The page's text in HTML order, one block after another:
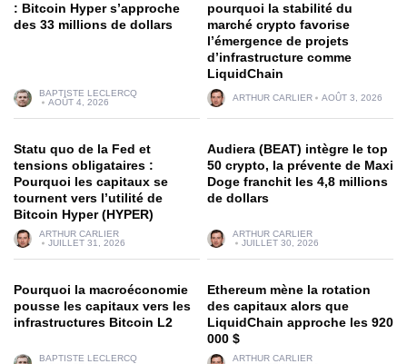
: Bitcoin Hyper s’approche
des 33 millions de dollars
BAPTISTE LECLERCQ
AOÛT 4, 2026
pourquoi la stabilité du
marché crypto favorise
l’émergence de projets
d’infrastructure comme
LiquidChain
ARTHUR CARLIER AOÛT 3, 2026
Statu quo de la Fed et
tensions obligataires :
Pourquoi les capitaux se
tournent vers l’utilité de
Bitcoin Hyper (HYPER)
ARTHUR CARLIER
JUILLET 31, 2026
Audiera (BEAT) intègre le top
50 crypto, la prévente de Maxi
Doge franchit les 4,8 millions
de dollars
ARTHUR CARLIER
JUILLET 30, 2026
Pourquoi la macroéconomie
pousse les capitaux vers les
infrastructures Bitcoin L2
BAPTISTE LECLERCQ
Ethereum mène la rotation
des capitaux alors que
LiquidChain approche les 920
000 $
ARTHUR CARLIER